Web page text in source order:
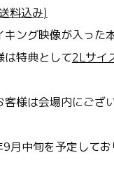
料込み)
ング映像が入った
は特典として2Lサイ
様は会場内にござ
9月中旬を予定してお